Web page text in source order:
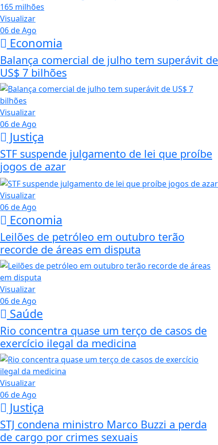
Visualizar
06 de Ago
Economia
Balança comercial de julho tem superávit de
US$ 7 bilhões
Visualizar
06 de Ago
Justiça
STF suspende julgamento de lei que proíbe
jogos de azar
Visualizar
06 de Ago
Economia
Leilões de petróleo em outubro terão
recorde de áreas em disputa
Visualizar
06 de Ago
Saúde
Rio concentra quase um terço de casos de
exercício ilegal da medicina
Visualizar
06 de Ago
Justiça
STJ condena ministro Marco Buzzi a perda
de cargo por crimes sexuais